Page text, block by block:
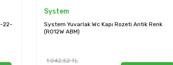
System
System Kare Oda Kapı Rozeti Füme Renk (RO11N
BBN)
761,27TL